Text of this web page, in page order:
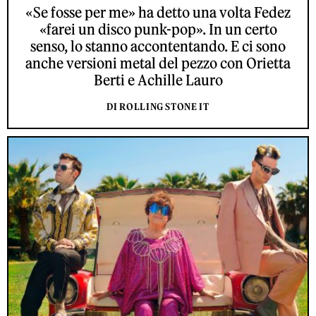
«Se fosse per me» ha detto una volta Fedez
«farei un disco punk-pop». In un certo
senso, lo stanno accontentando. E ci sono
anche versioni metal del pezzo con Orietta
Berti e Achille Lauro
DI ROLLING STONE IT